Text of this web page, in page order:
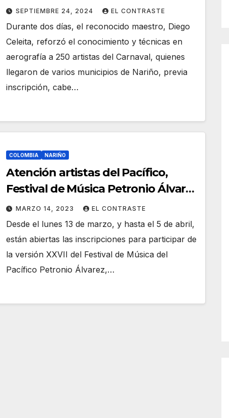
técnicas en aerografía
SEPTIEMBRE 24, 2024 EL CONTRASTE
Durante dos días, el reconocido maestro, Diego
Celeita, reforzó el conocimiento y técnicas en
aerografía a 250 artistas del Carnaval, quienes
llegaron de varios municipios de Nariño, previa
inscripción, cabe…
COLOMBIA NARIÑO
Atención artistas del Pacífico,
Festival de Música Petronio Álvarez
2023 abrió inscripciones
MARZO 14, 2023 EL CONTRASTE
Desde el lunes 13 de marzo, y hasta el 5 de abril,
están abiertas las inscripciones para participar de
la versión XXVII del Festival de Música del
Pacífico Petronio Álvarez,…